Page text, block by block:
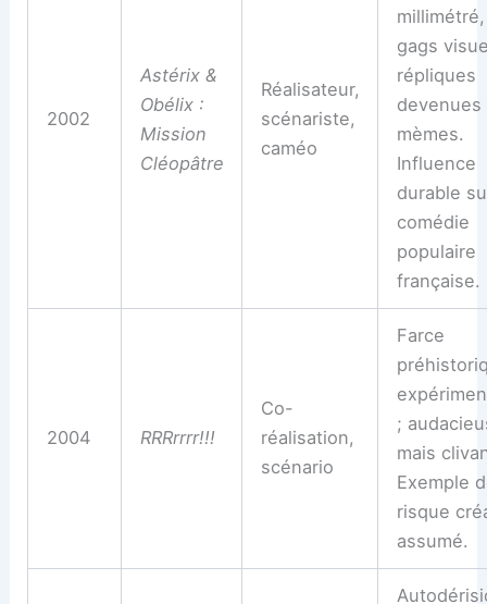
2002
Astérix &
Obélix :
Mission
Cléopâtre
Réalisateur,
scénariste,
caméo
millimétré,
gags
répliques
devenues
mèmes.
Influence
durable
comédie
populaire
française.
2004 RRRrrrr!!!
Co-
réalisation,
scénario
Farce
;
mais
Exemple
risque
assumé.